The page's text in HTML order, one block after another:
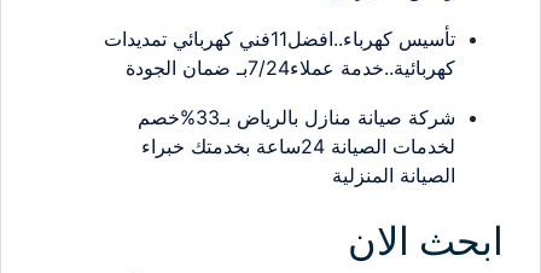
تأسيس كهرباء..افضل11فني كهربائي تمديدات
كهربائية..خدمة عملاء7/24بـ ضمان الجودة
شركة صيانة منازل بالرياض بـ33%خصم
لخدمات الصيانة 24ساعة بخدمتك خبراء
الصيانة المنزلية
ابحث الان